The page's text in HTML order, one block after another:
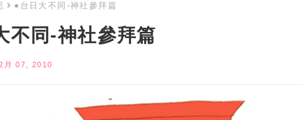
●台日大不同-神社參拜篇
不同-神社參拜篇
月 07, 2010